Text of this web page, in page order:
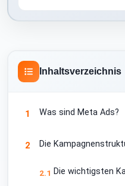
Inhaltsverzeichnis
1 Was sind Meta Ads?
2 Die
2.1 Die wichtigsten